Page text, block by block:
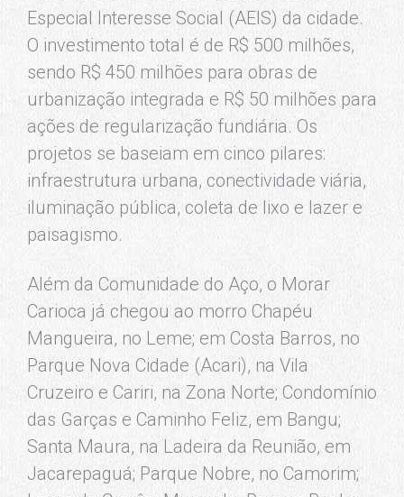
Especial Interesse Social (AEIS) da cidade.
O investimento total é de R$ 500 milhões,
sendo R$ 450 milhões para obras de
urbanização integrada e R$ 50 milhões para
ações de regularização fundiária. Os
projetos se baseiam em cinco pilares:
infraestrutura urbana, conectividade viária,
iluminação pública, coleta de lixo e lazer e
paisagismo.
Além da Comunidade do Aço, o Morar
Carioca já chegou ao morro Chapéu
Mangueira, no Leme; em Costa Barros, no
Parque Nova Cidade (Acari), na Vila
Cruzeiro e Cariri, na Zona Norte; Condomínio
das Garças e Caminho Feliz, em Bangu;
Santa Maura, na Ladeira da Reunião, em
Jacarepaguá; Parque Nobre, no Camorim;